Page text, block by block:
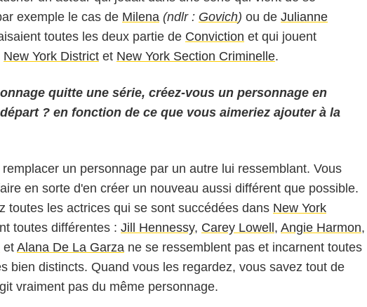
exemple le cas de Milena (ndlr : Govich) ou de Julianne
toutes les deux partie de Conviction et qui jouent
New York District et New York Section Criminelle.
quitte une série, créez-vous un personnage en
? en fonction de ce que vous aimeriez ajouter à la
un personnage par un autre lui ressemblant. Vous
en sorte d'en créer un nouveau aussi différent que possible.
toutes les actrices qui se sont succédées dans New York
toutes différentes : Jill Hennessy, Carey Lowell , Angie Harmon,
et Alana De La Garza ne se ressemblent pas et incarnent toutes
bien distincts. Quand vous les regardez, vous savez tout de
vraiment pas du même personnage.